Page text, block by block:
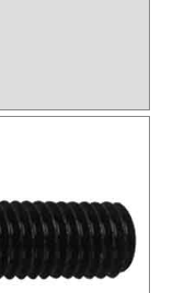
性を示すことか
いたるまで、幅
長時間使用して
薬品性、機械的
れ、電気・電子
られています。